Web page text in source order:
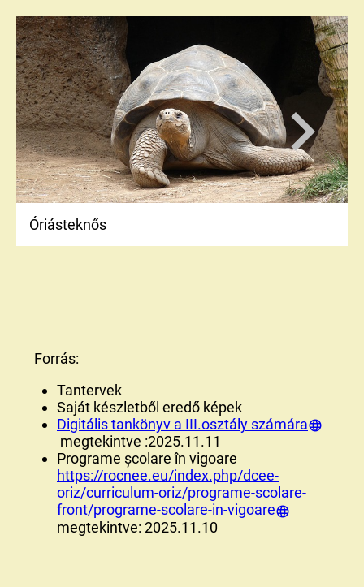
Óriásteknős
Forrás:
Tantervek
Saját készletből eredő képek
Digitális tankönyv a III.osztály számára
megtekintve :2025.11.11
Programe școlare în vigoare
https://rocnee.eu/index.php/dcee-
oriz/curriculum-oriz/programe-scolare-
front/programe-scolare-in-vigoare
megtekintve: 2025.11.10